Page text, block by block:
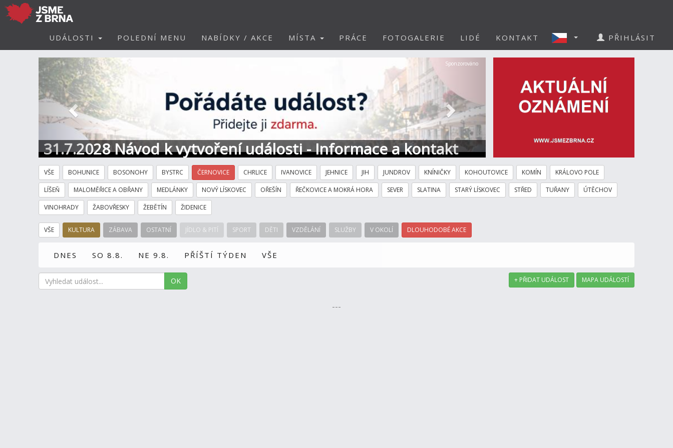
UDÁLOSTI POLEDNÍ MENU NABÍDKY / AKCE MÍSTA PRÁCE FOTOGALERIE LIDÉ KONTAKT PŘIHLÁSIT
31.7.2028 Návod k vytvoření události - Informace a kontakt
Předchozí Další
Sponzorováno
VŠE BOHUNICE BOSONOHY BYSTRC ČERNOVICE CHRLICE IVANOVICE JEHNICE JIH JUNDROV KNÍNIČKY KOHOUTOVICE KOMÍN KRÁLOVO POLE
LÍŠEŇ MALOMĚŘICE A OBŘANY MEDLÁNKY NOVÝ LÍSKOVEC OŘEŠÍN ŘEČKOVICE A MOKRÁ HORA SEVER SLATINA STARÝ LÍSKOVEC STŘED TUŘANY ÚTĚCHOV
VINOHRADY ŽABOVŘESKY ŽEBĚTÍN ŽIDENICE
VŠE KULTURA ZÁBAVA OSTATNÍ JÍDLO & PITÍ SPORT DĚTI VZDĚLÁNÍ SLUŽBY V OKOLÍ DLOUHODOBÉ AKCE
DNES SO 8.8. NE 9.8. PŘÍŠTÍ TÝDEN VŠE
OK + PŘIDAT UDÁLOST MAPA UDÁLOSTÍ
---